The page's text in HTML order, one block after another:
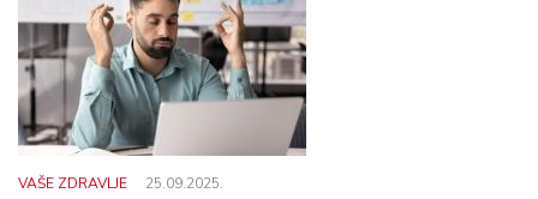
VAŠE ZDRAVLJE 25.09.2025.